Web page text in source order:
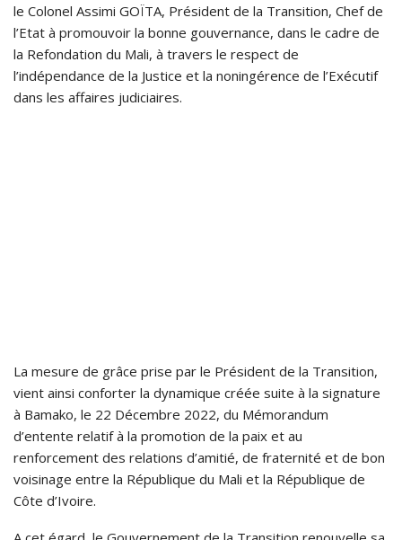
le Colonel Assimi GOÏTA, Président de la Transition, Chef de
l’Etat à promouvoir la bonne gouvernance, dans le cadre de
la Refondation du Mali, à travers le respect de
l’indépendance de la Justice et la noningérence de l’Exécutif
dans les affaires judiciaires.
La mesure de grâce prise par le Président de la Transition,
vient ainsi conforter la dynamique créée suite à la signature
à Bamako, le 22 Décembre 2022, du Mémorandum
d’entente relatif à la promotion de la paix et au
renforcement des relations d’amitié, de fraternité et de bon
voisinage entre la République du Mali et la République de
Côte d’Ivoire.